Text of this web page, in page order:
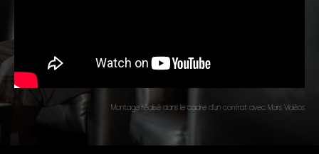
Montage réalisé dans le cadre d’un contrat avec Mars Vidéos